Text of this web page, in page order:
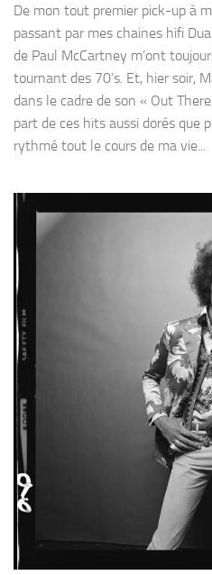
De mon tout premier pick-up à
passant par mes chaines hifi
de Paul McCartney m’ont
tournant des 70’s. Et, hier soir,
dans le cadre de son « Out
part de ces hits aussi dorés que
rythmé tout le cours de ma vie...